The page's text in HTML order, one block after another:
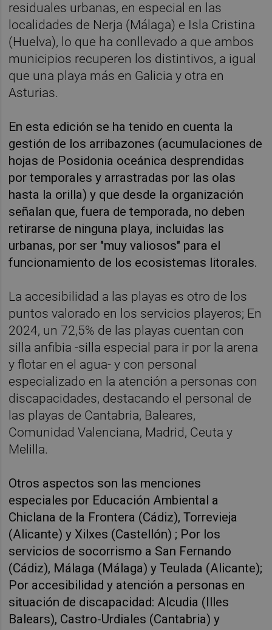
residuales urbanas, en especial en las
localidades de Nerja (Málaga) e Isla Cristina
(Huelva), lo que ha conllevado a que ambos
municipios recuperen los distintivos, a igual
que una playa más en Galicia y otra en
Asturias.
En esta edición se ha tenido en cuenta la
gestión de los arribazones (acumulaciones de
hojas de Posidonia oceánica desprendidas
por temporales y arrastradas por las olas
hasta la orilla) y que desde la organización
señalan que, fuera de temporada, no deben
retirarse de ninguna playa, incluidas las
urbanas, por ser "muy valiosos" para el
funcionamiento de los ecosistemas litorales.
La accesibilidad a las playas es otro de los
puntos valorado en los servicios playeros; En
2024, un 72,5% de las playas cuentan con
silla anfibia -silla especial para ir por la arena
y flotar en el agua- y con personal
especializado en la atención a personas con
discapacidades, destacando el personal de
las playas de Cantabria, Baleares,
Comunidad Valenciana, Madrid, Ceuta y
Melilla.
Otros aspectos son las menciones
especiales por Educación Ambiental a
Chiclana de la Frontera (Cádiz), Torrevieja
(Alicante) y Xilxes (Castellón) ; Por los
servicios de socorrismo a San Fernando
(Cádiz), Málaga (Málaga) y Teulada (Alicante);
Por accesibilidad y atención a personas en
situación de discapacidad: Alcudia (Illes
Balears), Castro-Urdiales (Cantabria) y